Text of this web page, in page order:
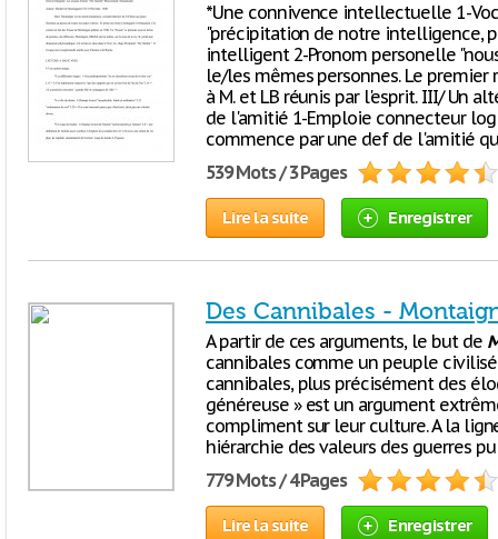
*Une connivence intellectuelle 1-
"précipitation de notre intelligence,
intelligent 2-Pronom personelle
le/les mêmes personnes. Le
à M. et LB réunis par l'esprit. III/ Un
de l'amitié 1-Emploie connecteur
commence par une def de l'amitié
539 Mots / 3 Pages
Lire la suite Enregistrer
Des Cannibales -
A partir de ces arguments, le but de
cannibales comme un peuple
cannibales, plus précisément des
généreuse » est un argument
compliment sur leur culture. A la
hiérarchie des valeurs des guerres
779 Mots / 4 Pages
Lire la suite Enregistrer